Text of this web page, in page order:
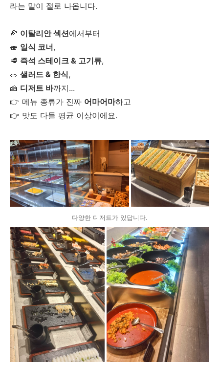
라는 말이 절로 나옵니다.
🍕 이탈리안 섹션에서부터
🍣 일식 코너,
🥩 즉석 스테이크 & 고기류,
🥗 샐러드 & 한식,
🍰 디저트 바까지...
👉 메뉴 종류가 진짜 어마어마하고
👉 맛도 다들 평균 이상이에요.
다양한 디저트가 있답니다.